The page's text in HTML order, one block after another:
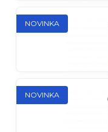
NOVINKA
NOVINKA